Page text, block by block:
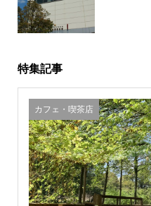
特集記事
カフェ・喫茶店